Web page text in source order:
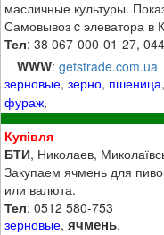
масличные культуры.
Самовывоз c элеватора в
Тел: 38 067-000-01-27,
WWW:getstrade.com.ua
зерновые,зерно, пшеница
фураж,
Купівля
БТИ, Николаев,
Закупаем ячмень для
или валюта.
Тел: 0512 580-753
зерновые,ячмень,